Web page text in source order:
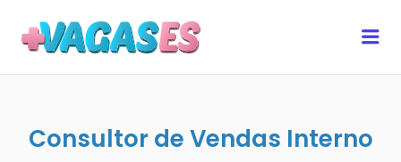
Consultor de Vendas Interno